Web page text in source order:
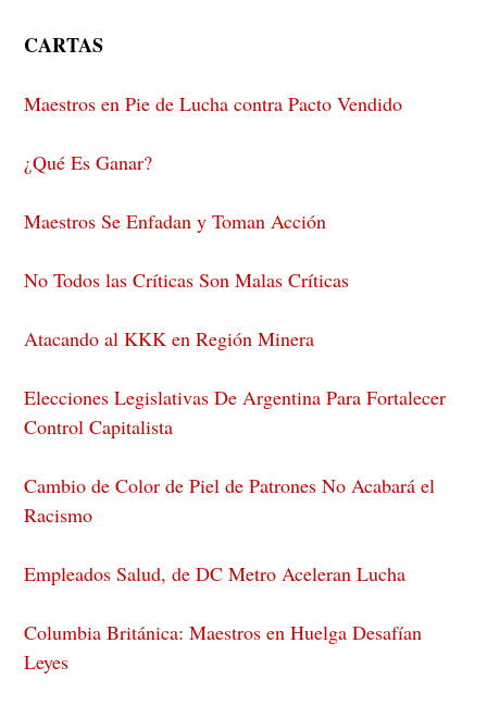
CARTAS
Maestros en Pie de Lucha contra Pacto Vendido
¿Qué Es Ganar?
Maestros Se Enfadan y Toman Acción
No Todos las Críticas Son Malas Críticas
Atacando al KKK en Región Minera
Elecciones Legislativas De Argentina Para Fortalecer
Control Capitalista
Cambio de Color de Piel de Patrones No Acabará el
Racismo
Empleados Salud, de DC Metro Aceleran Lucha
Columbia Británica: Maestros en Huelga Desafían
Leyes